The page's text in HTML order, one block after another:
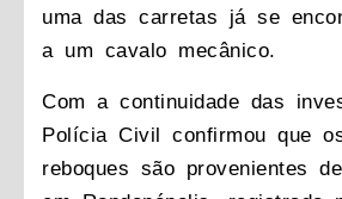
uma das carretas já se
a um cavalo mecânico.
Com a continuidade das
Polícia Civil confirmou que
reboques são provenientes